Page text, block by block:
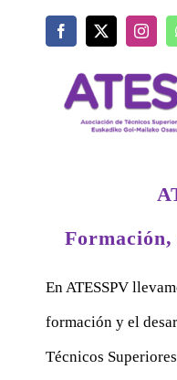
En ATESSPV
formación y el
Técnicos